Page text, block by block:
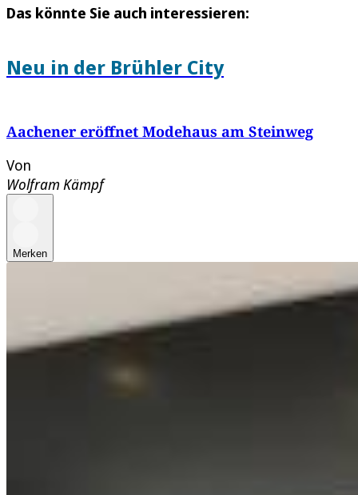
Das könnte Sie auch interessieren:
Neu in der Brühler City
Aachener eröffnet Modehaus am Steinweg
Von
Wolfram Kämpf
Merken